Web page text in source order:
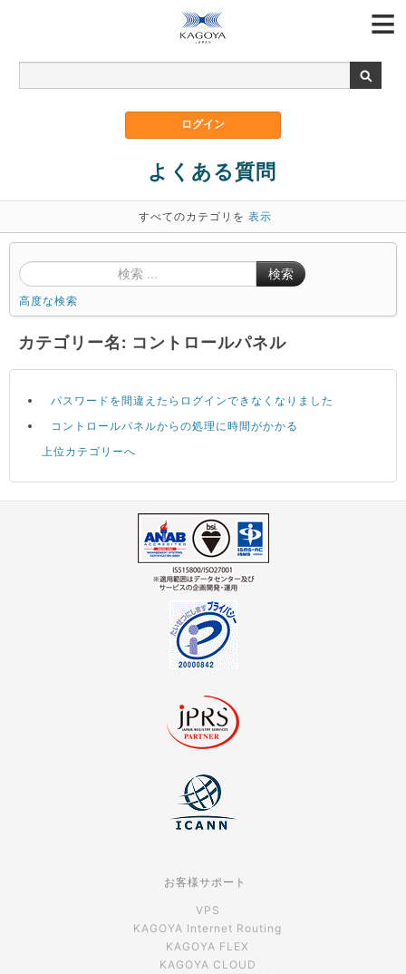
よくある質問
すべてのカテゴリを 表示
検索
高度な検索
カテゴリー名: コントロールパネル
パスワードを間違えたらログインできなくなりました
コントロールパネルからの処理に時間がかかる
上位カテゴリーへ
お客様サポート
VPS
KAGOYA Internet Routing
KAGOYA FLEX
KAGOYA CLOUD